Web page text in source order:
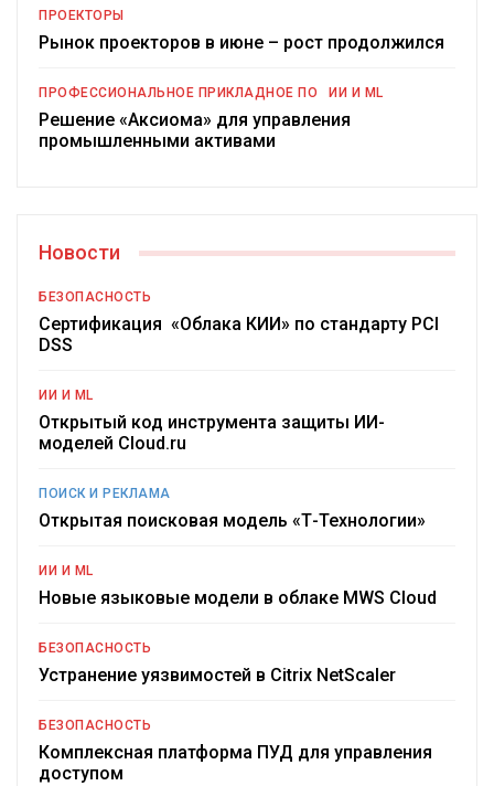
ПРОЕКТОРЫ
Рынок проекторов в июне – рост продолжился
ПРОФЕССИОНАЛЬНОЕ ПРИКЛАДНОЕ ПО ИИ И ML
Решение «Аксиома» для управления
промышленными активами
Новости
БЕЗОПАСНОСТЬ
Сертификация «Облака КИИ» по стандарту PCI
DSS
ИИ И ML
Открытый код инструмента защиты ИИ-
моделей Cloud.ru
ПОИСК И РЕКЛАМА
Открытая поисковая модель «Т-Технологии»
ИИ И ML
Новые языковые модели в облаке MWS Cloud
БЕЗОПАСНОСТЬ
Устранение уязвимостей в Citrix NetScaler
БЕЗОПАСНОСТЬ
Комплексная платформа ПУД для управления
доступом